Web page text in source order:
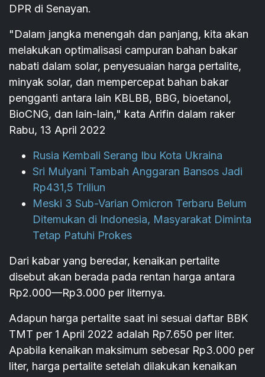
DPR di Senayan.
"Dalam jangka menengah dan panjang, kita akan
melakukan optimalisasi campuran bahan bakar
nabati dalam solar, penyesuaian harga pertalite,
minyak solar, dan mempercepat bahan bakar
pengganti antara lain KBLBB, BBG, bioetanol,
BioCNG, dan lain-lain," kata Arifin dalam raker
Rabu, 13 April 2022
Rusia Kembali Serang Ibu Kota Ukraina
Sri Mulyani Tambah Anggaran Bansos Jadi
Rp431,5 Triliun
Meski 3 Sub-Varian Omicron Terbaru Belum
Ditemukan di Indonesia, Masyarakat Diminta
Tetap Patuhi Prokes
Dari kabar yang beredar, kenaikan pertalite
disebut akan berada pada rentan harga antara
Rp2.000—Rp3.000 per liternya.
Adapun harga pertalite saat ini sesuai daftar BBK
TMT per 1 April 2022 adalah Rp7.650 per liter.
Apabila kenaikan maksimum sebesar Rp3.000 per
liter, harga pertalite setelah dilakukan kenaikan